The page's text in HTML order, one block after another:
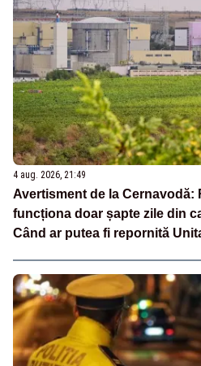
4 aug. 2026, 21:49
Avertisment de la Cernavodă:
funcționa doar șapte zile din
Când ar putea fi repornită